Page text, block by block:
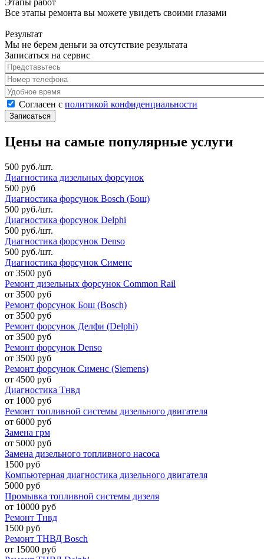
Все этапы ремонта вы можете увидеть своими глазами
Результат
Мы не берем деньги за отсутствие результата
Записаться на сервис
Представьтесь
Номер телефона
Удобное время
Согласен с политикой конфиденциальности*
Согласен с политикой конфиденциальности
Цены на самые популярные услуги
500 руб./шт.
Диагностика дизельных форсунок
500 руб
Диагностика форсунок Bosch (Бош)
500 руб./шт.
Диагностика форсунок Delphi
500 руб./шт.
Диагностика форсунок Denso
500 руб./шт.
Диагностика форсунок Сименс
от 3500 руб
Ремонт дизельных форсунок Common Rail
от 3500 руб
Ремонт форсунок Бош (Bosch)
от 3500 руб
Ремонт форсунок Делфи (Delphi)
от 3500 руб
Ремонт форсунок Denso
от 3500 руб
Ремонт форсунок Сименс (Siemens)
от 4500 руб
Диагностика Тнвд
от 1000 руб
Ремонт топливной системы дизельного двигателя
от 6000 руб
Замена грм
от 5000 руб
Замена дизельного топливного насоса
1500 руб
Компьютерная диагностика дизельного двигателя
5000 руб
Промывка топливной системы дизеля
от 10000 руб
Ремонт Тнвд
1500 руб
Ремонт ТНВД Bosch
от 15000 руб